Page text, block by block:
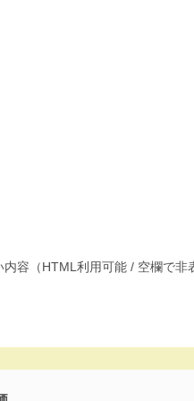
容（HTML利用可能 / 空欄で非